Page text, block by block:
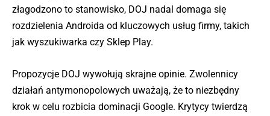
złagodzono to stanowisko, DOJ nadal domaga się
rozdzielenia Androida od kluczowych usług firmy, takich
jak wyszukiwarka czy Sklep Play.
Propozycje DOJ wywołują skrajne opinie. Zwolennicy
działań antymonopolowych uważają, że to niezbędny
krok w celu rozbicia dominacji Google. Krytycy twierdzą